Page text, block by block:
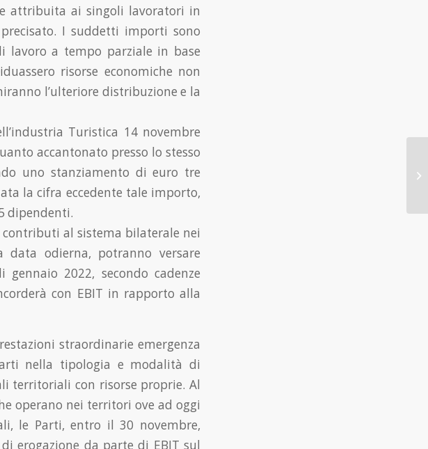
attribuita ai singoli lavoratori in
I suddetti importi sono
a tempo parziale in base
risorse economiche non
l’ulteriore distribuzione e la
Turistica 14 novembre
accantonato presso lo stesso
uno stanziamento di euro tre
la cifra eccedente tale importo,
dipendenti.
contributi al sistema bilaterale nei
odierna, potranno versare
2022, secondo cadenze
con EBIT in rapporto alla
straordinarie emergenza
nella tipologia e modalità di
territoriali con risorse proprie. Al
operano nei territori ove ad oggi
le Parti, entro il 30 novembre,
erogazione da parte di EBIT sul